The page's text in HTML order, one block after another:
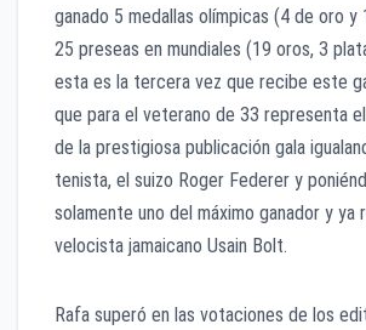
ganado 5 medallas olímpicas (4 de oro
25 preseas en mundiales (19 oros, 3
esta es la tercera vez que recibe este
que para el veterano de 33 representa
de la prestigiosa publicación gala
tenista, el suizo Roger Federer y
solamente uno del máximo ganador y ya
velocista jamaicano Usain Bolt.
Rafa superó en las votaciones de los